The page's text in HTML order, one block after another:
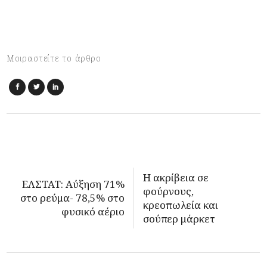
Μοιραστείτε το άρθρο
ΕΛΣΤΑΤ: Αύξηση 71%
στο ρεύμα- 78,5% στο
φυσικό αέριο
Η ακρίβεια σε
φούρνους,
κρεοπωλεία και
σούπερ μάρκετ